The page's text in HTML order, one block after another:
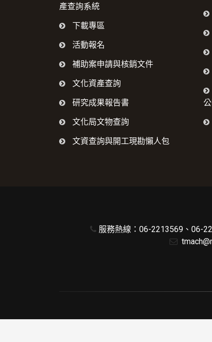
產查詢系統
下載專區
活動報名
補助案申請與核銷文件
文化資產查詢
研究成果報告書
文化局文物查詢
文資查詢與開工現勘懶人包
服務熱線：06-2213569、06-